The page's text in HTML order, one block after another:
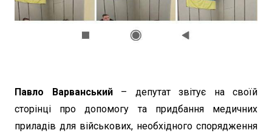
Павло Варванський – депутат звітує на своїй
сторінці про допомогу та придбання медичних
приладів для військових, необхідного спорядження